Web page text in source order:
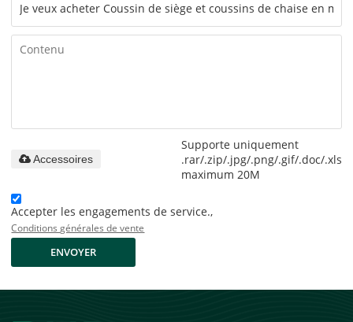
Supporte uniquement
.rar/.zip/.jpg/.png/.gif/.doc/.xls/
maximum 20M
Accessoires
Accepter les engagements de service.,
Conditions générales de vente
ENVOYER